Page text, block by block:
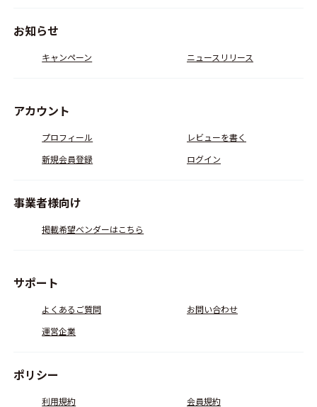
お知らせ
キャンペーン ニュースリリース
アカウント
プロフィール
レビューを書く
新規会員登録
ログイン
事業者様向け
掲載希望ベンダーはこちら
サポート
よくあるご質問
お問い合わせ
運営企業
ポリシー
利用規約 会員規約